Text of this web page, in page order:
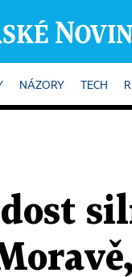
NÁZORY TECH